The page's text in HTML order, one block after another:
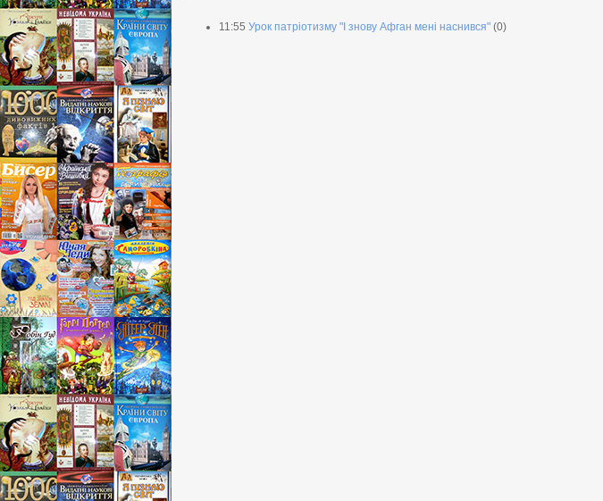
11:55 Урок патріотизму "І знову Афган мені наснився" (0)